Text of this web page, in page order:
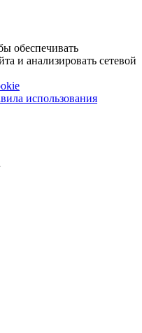
обеспечивать
и анализировать сетевой
использования